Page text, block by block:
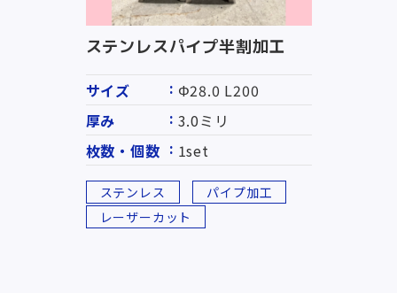
ステンレスパイプ半割加工
サイズ
Φ28.0 L200
厚み
3.0ミリ
枚数・個数
1set
ステンレス
パイプ加工
レーザーカット